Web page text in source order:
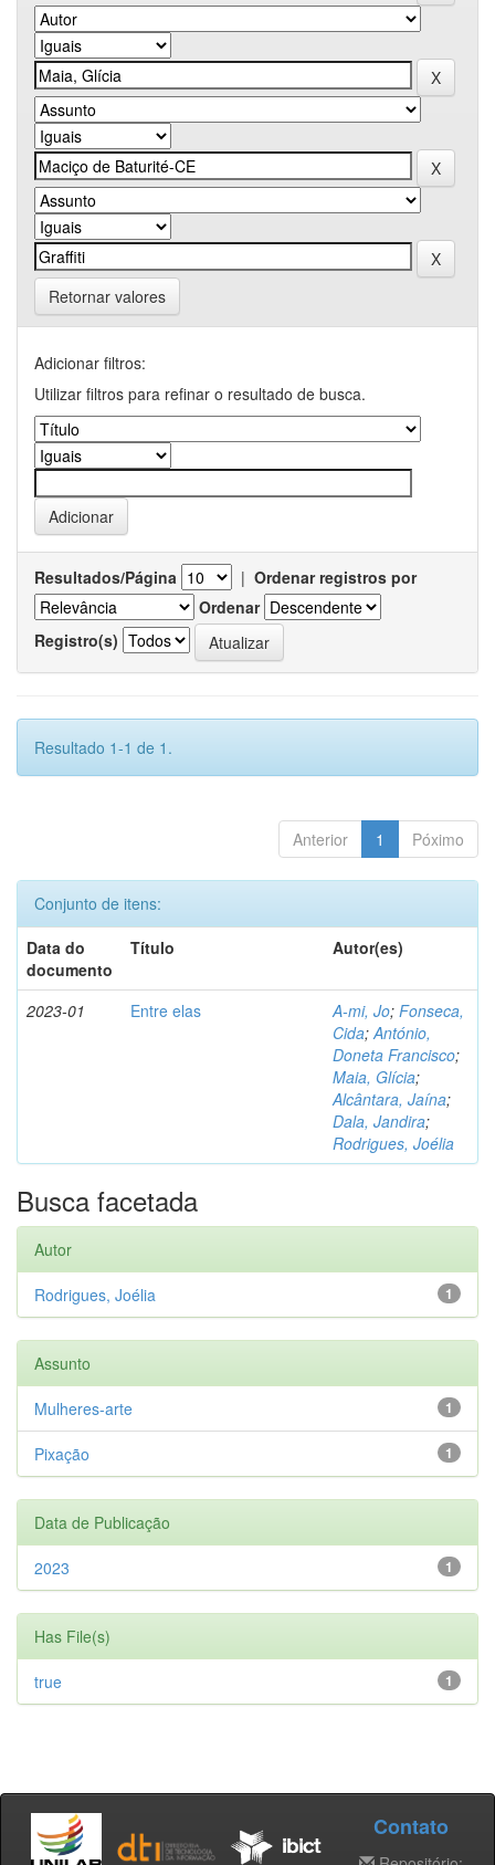
Retornar valores
Adicionar filtros:
Utilizar filtros para refinar o resultado de busca.
Resultados/Página | Ordenar registros por
Ordenar
Registro(s)
Resultado 1-1 de 1.
Anterior 1 Póximo
Conjunto de itens:
Data do
documento
Título Autor(es)
2023-01 Entre elas A-mi, Jo; Fonseca,
Cida;António,
Doneta Francisco;
Maia, Glícia;
Alcântara, Jaína;
Dala, Jandira;
Rodrigues, Joélia
Busca facetada
Autor
1
Rodrigues, Joélia
Assunto
1
Mulheres-arte
1
Pixação
Data de Publicação
1
2023
Has File(s)
1
true
Contato